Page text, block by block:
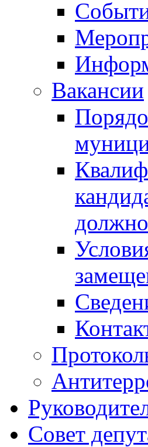
Вакансии
Совет